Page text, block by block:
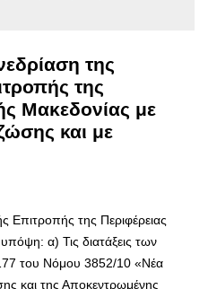
της
της
Μακεδονίας με
και με
Επιτροπής της Περιφέρειας
α) Τις διατάξεις των
του Νόμου 3852/10 «Νέα
και της Αποκεντρωμένης